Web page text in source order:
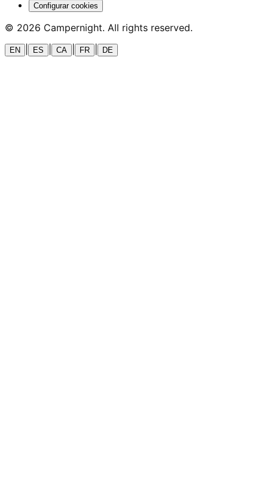
Configurar cookies
© 2026 Campernight. All rights reserved.
EN ES CA FR DE